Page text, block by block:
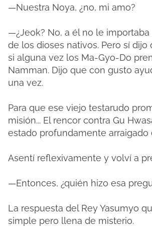
—Nuestra Noya, ¿no, mi amo?
—¿Jeok? No, a él no le importaba
de los dioses nativos. Pero sí dijo
si alguna vez los Ma-Gyo-Do
Namman. Dijo que con gusto
una vez.
Para que ese viejo testarudo
misión... El rencor contra Gu
estado profundamente arraigado
Asentí reflexivamente y volví a
—Entonces, ¿quién hizo esa
La respuesta del Rey Yasumyo
simple pero llena de misterio.